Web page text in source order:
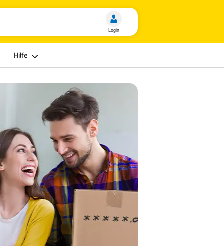
Hilfe